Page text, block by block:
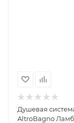
Душевая
AltroBagno